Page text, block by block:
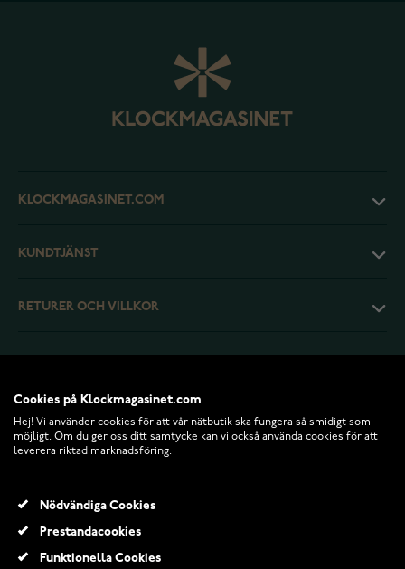
KLOCKMAGASINET.COM
KUNDTJÄNST
RETURER OCH VILLKOR
Cookies på Klockmagasinet.com
Hej! Vi använder cookies för att vår nätbutik ska fungera så smidigt som
möjligt. Om du ger oss ditt samtycke kan vi också använda cookies för att
leverera riktad marknadsföring.
Nödvändiga Cookies
Prestandacookies
Funktionella Cookies